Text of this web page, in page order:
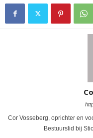
Cor Vosseberg, oprichter en
Bestuurslid bij